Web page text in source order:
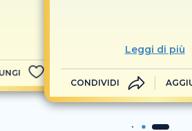
Leggi di più
CONDIVIDI